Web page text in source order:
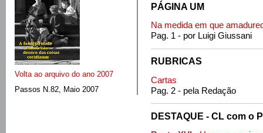
Volta ao arquivo do ano 2007
Passos N.82, Maio 2007
PÁGINA UM
Na medida em que
Pag. 1 - por Luigi Giussani
RUBRICAS
Cartas
Pag. 2 - pela Redação
DESTAQUE - CL com o